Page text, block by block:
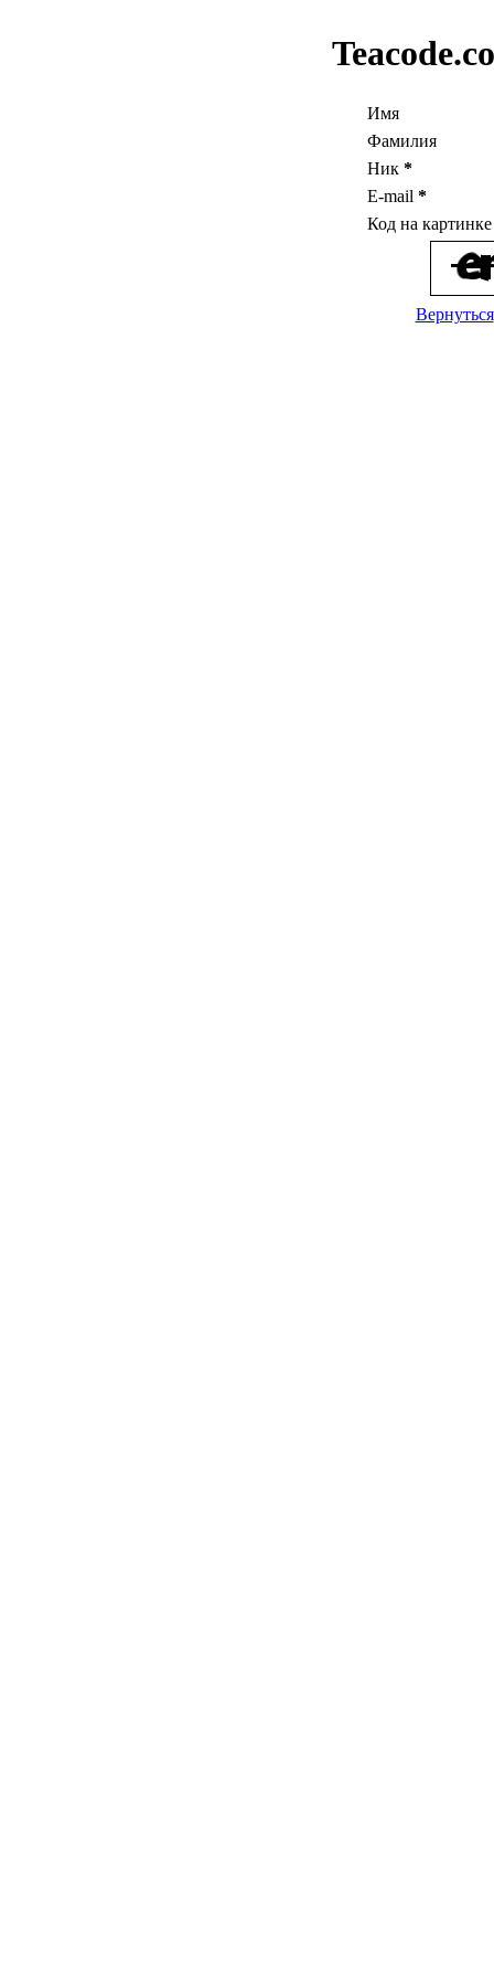
Имя
Фамилия
Ник *
E-mail *
Код на
Вернуться